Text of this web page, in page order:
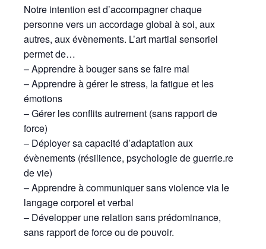
Notre intention est d’accompagner chaque
personne vers un accordage global à soi, aux
autres, aux évènements. L’art martial sensoriel
permet de…
– Apprendre à bouger sans se faire mal
– Apprendre à gérer le stress, la fatigue et les
émotions
– Gérer les conflits autrement (sans rapport de
force)
– Déployer sa capacité d’adaptation aux
évènements (résilience, psychologie de guerrie.re
de vie)
– Apprendre à communiquer sans violence via le
langage corporel et verbal
– Développer une relation sans prédominance,
sans rapport de force ou de pouvoir.